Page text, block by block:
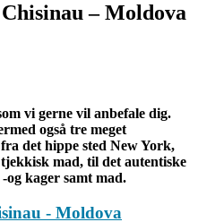
– Moldova
vi gerne vil anbefale dig.
også tre meget
det hippe sted New York,
mad, til det autentiske
og kager samt mad.